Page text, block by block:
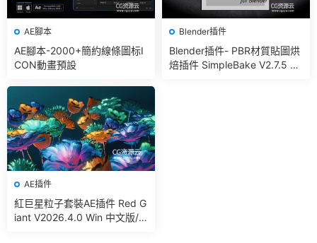
AE腳本
AE腳本-2000+簡約線條圖标I
CON動畫預設
Blender插件
Blender插件- PBR材質貼圖烘
焙插件 SimpleBake V2.7.5 –
AE插件
紅巨星粒子套裝AE插件 Red G
iant V2026.4.0 Win 中文版/